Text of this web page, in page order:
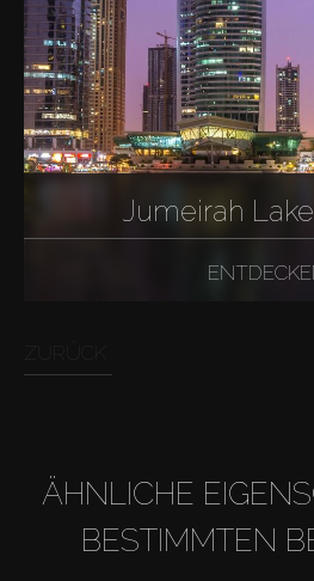
Jumeirah
ÄHNLICHE
BESTIMMTEN